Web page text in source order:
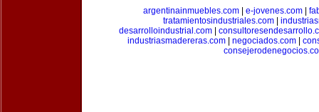
argentinainmuebles.com| e-jovenes.com|
tratamientosindustriales.com
desarrolloindustrial.com|
industriasmadereras.com
negociados.com